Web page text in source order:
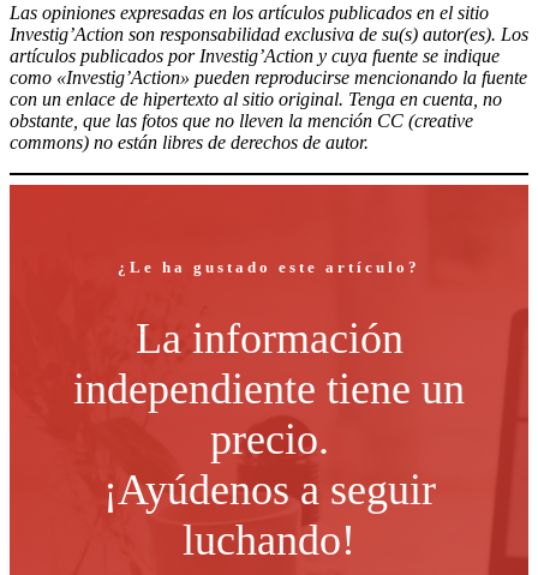
Las opiniones expresadas en los artículos publicados en el sitio
Investig’Action son responsabilidad exclusiva de su(s) autor(es). Los
artículos publicados por Investig’Action y cuya fuente se indique
como «Investig’Action» pueden reproducirse mencionando la fuente
con un enlace de hipertexto al sitio original. Tenga en cuenta, no
obstante, que las fotos que no lleven la mención CC (creative
commons) no están libres de derechos de autor.
¿Le ha gustado este artículo?
La información
independiente tiene un
precio.
¡Ayúdenos a seguir
luchando!